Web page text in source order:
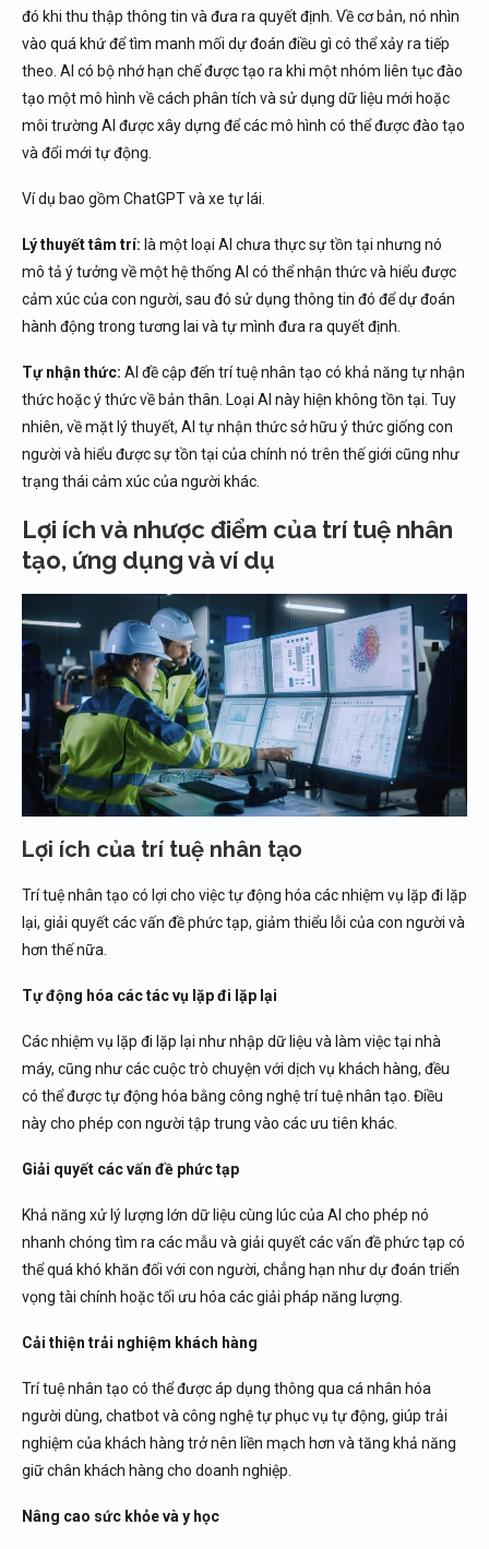
đó khi thu thập thông tin và đưa ra quyết định. Về cơ bản, nó nhìn
vào quá khứ để tìm manh mối dự đoán điều gì có thể xảy ra tiếp
theo. AI có bộ nhớ hạn chế được tạo ra khi một nhóm liên tục đào
tạo một mô hình về cách phân tích và sử dụng dữ liệu mới hoặc
môi trường AI được xây dựng để các mô hình có thể được đào tạo
và đổi mới tự động.
Ví dụ bao gồm ChatGPT và xe tự lái.
Lý thuyết tâm trí: là một loại AI chưa thực sự tồn tại nhưng nó
mô tả ý tưởng về một hệ thống AI có thể nhận thức và hiểu được
cảm xúc của con người, sau đó sử dụng thông tin đó để dự đoán
hành động trong tương lai và tự mình đưa ra quyết định.
Tự nhận thức: AI đề cập đến trí tuệ nhân tạo có khả năng tự nhận
thức hoặc ý thức về bản thân. Loại AI này hiện không tồn tại. Tuy
nhiên, về mặt lý thuyết, AI tự nhận thức sở hữu ý thức giống con
người và hiểu được sự tồn tại của chính nó trên thế giới cũng như
trạng thái cảm xúc của người khác.
Lợi ích và nhược điểm của trí tuệ nhân
tạo, ứng dụng và ví dụ
Lợi ích của trí tuệ nhân tạo
Trí tuệ nhân tạo có lợi cho việc tự động hóa các nhiệm vụ lặp đi lặp
lại, giải quyết các vấn đề phức tạp, giảm thiểu lỗi của con người và
hơn thế nữa.
Tự động hóa các tác vụ lặp đi lặp lại
Các nhiệm vụ lặp đi lặp lại như nhập dữ liệu và làm việc tại nhà
máy, cũng như các cuộc trò chuyện với dịch vụ khách hàng, đều
có thể được tự động hóa bằng công nghệ trí tuệ nhân tạo. Điều
này cho phép con người tập trung vào các ưu tiên khác.
Giải quyết các vấn đề phức tạp
Khả năng xử lý lượng lớn dữ liệu cùng lúc của AI cho phép nó
nhanh chóng tìm ra các mẫu và giải quyết các vấn đề phức tạp có
thể quá khó khăn đối với con người, chẳng hạn như dự đoán triển
vọng tài chính hoặc tối ưu hóa các giải pháp năng lượng.
Cải thiện trải nghiệm khách hàng
Trí tuệ nhân tạo có thể được áp dụng thông qua cá nhân hóa
người dùng, chatbot và công nghệ tự phục vụ tự động, giúp trải
nghiệm của khách hàng trở nên liền mạch hơn và tăng khả năng
giữ chân khách hàng cho doanh nghiệp.
Nâng cao sức khỏe và y học